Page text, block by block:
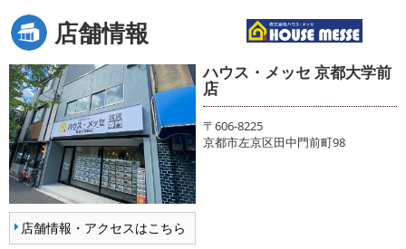
店舗情報
店舗情報・アクセスはこちら
ハウス・メッセ 京都大学前
店
〒606-8225
京都市左京区田中門前町98